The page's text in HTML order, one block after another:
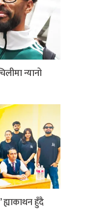
न्यानो
ह्याकाथन हुँदै